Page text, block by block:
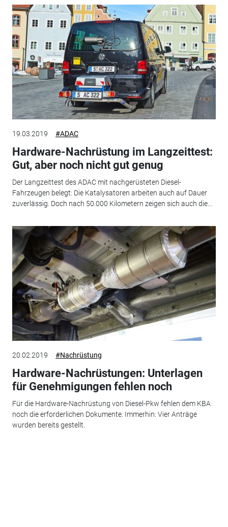
19.03.2019 #ADAC
Hardware-Nachrüstung im Langzeittest:
Gut, aber noch nicht gut genug
Der Langzeittest des ADAC mit nachgerüsteten Diesel-
Fahrzeugen belegt: Die Katalysatoren arbeiten auch auf Dauer
zuverlässig. Doch nach 50.000 Kilometern zeigen sich auch die...
20.02.2019 #Nachrüstung
Hardware-Nachrüstungen: Unterlagen
für Genehmigungen fehlen noch
Für die Hardware-Nachrüstung von Diesel-Pkw fehlen dem KBA
noch die erforderlichen Dokumente. Immerhin: Vier Anträge
wurden bereits gestellt.